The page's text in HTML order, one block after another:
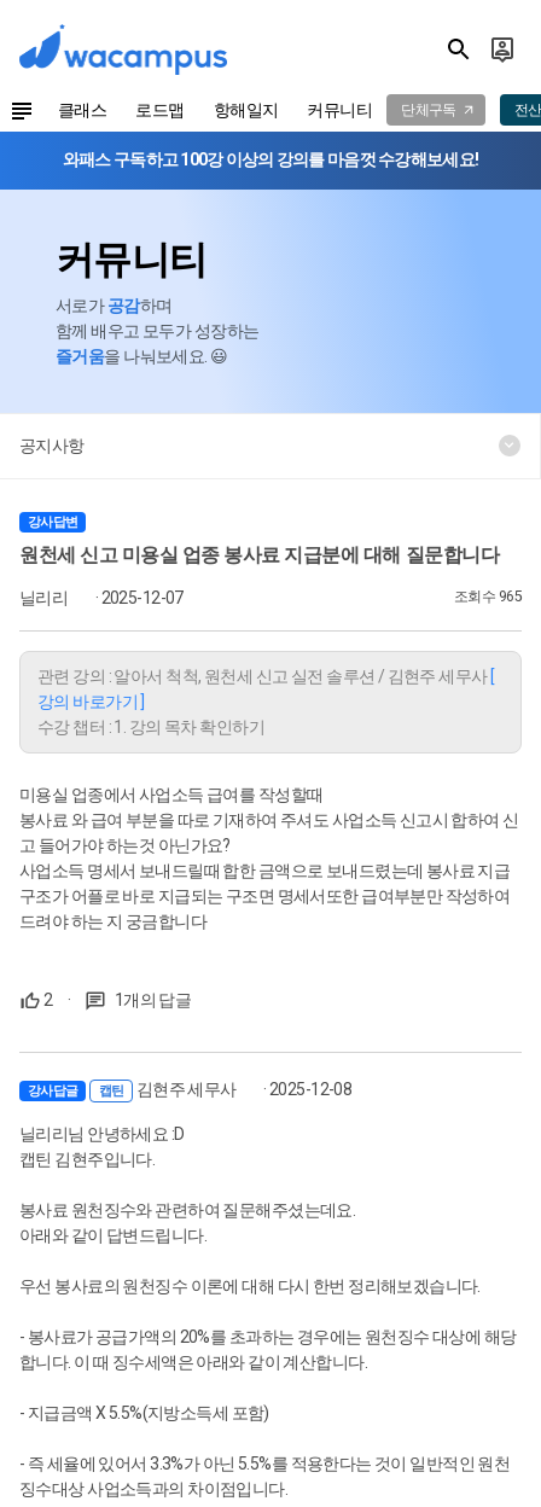
클래스 로드맵 항해일지 커뮤니티 단체구독 전
와패스 구독하고 100강 이상의 강의를 마음껏 수강해보세요!
커뮤니티
서로가공감하며
함께 배우고 모두가 성장하는
즐거움을 나눠보세요. 😃
공지사항
강사답변
원천세 신고 미용실 업종 봉사료 지급분에 대해 질문합니다
닐리리 · 2025-12-07 조회수 965
관련 강의 : 알아서 척척, 원천세 신고 실전 솔루션 / 김현주 세무사 [
강의 바로가기 ]
수강 챕터 : 1. 강의 목차 확인하기
미용실 업종에서 사업소득 급여를 작성할때
봉사료 와 급여 부분을 따로 기재하여 주셔도 사업소득 신고시 합하여 신
고 들어가야 하는것 아닌가요?
사업소득 명세서 보내드릴때 합한 금액으로 보내드렸는데 봉사료 지급
구조가 어플로 바로 지급되는 구조면 명세서또한 급여부분만 작성하여
드려야 하는 지 궁금합니다
2 · 1개의 답글
강사답글 캡틴 김현주 세무사 · 2025-12-08
닐리리님 안녕하세요 :D
캡틴 김현주입니다.
봉사료 원천징수와 관련하여 질문해주셨는데요.
아래와 같이 답변드립니다.
우선 봉사료의 원천징수 이론에 대해 다시 한번 정리해보겠습니다.
- 봉사료가 공급가액의 20%를 초과하는 경우에는 원천징수 대상에 해당
합니다. 이 때 징수세액은 아래와 같이 계산합니다.
- 지급금액 X 5.5%(지방소득세 포함)
- 즉 세율에 있어서 3.3%가 아닌 5.5%를 적용한다는 것이 일반적인 원천
징수대상 사업소득과의 차이점입니다.